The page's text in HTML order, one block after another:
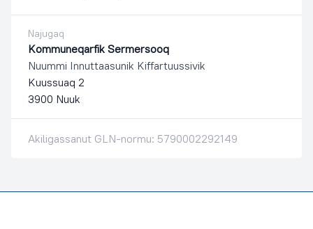
Najugaq
Kommuneqarfik Sermersooq
Nuummi Innuttaasunik Kiffartuussivik
Kuussuaq 2
3900 Nuuk
Akiligassanut GLN-normu: 5790002292149